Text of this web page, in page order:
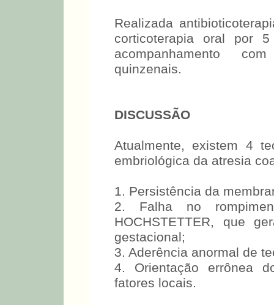
Realizada
corticoterapia oral por
acompanhamento
quinzenais.
DISCUSSÃO
Atualmente, existem 4
embriológica da atresia
1. Persistência da
2. Falha no
HOCHSTETTER, que
gestacional;
3. Aderência anormal de
4. Orientação errônea
fatores locais.